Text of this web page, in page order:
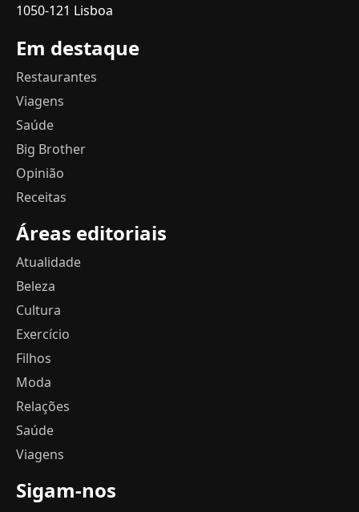
1050-121 Lisboa
Em destaque
Restaurantes
Viagens
Saúde
Big Brother
Opinião
Receitas
Áreas editoriais
Atualidade
Beleza
Cultura
Exercício
Filhos
Moda
Relações
Saúde
Viagens
Sigam-nos